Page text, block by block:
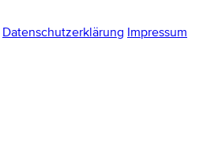
Datenschutzerklärung Impressum